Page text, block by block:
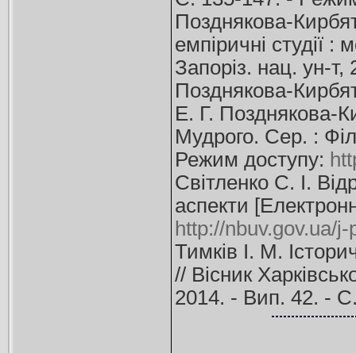
Позднякова-
емпіричні студії
Запоріз. нац. ун-т,
Позднякова-
Е. Г. Позднякова-
Мудрого. Сер. :
Режим доступу:
Світленко С. І.
аспекти
http://nbuv.gov.ua/
Тимків І. М.
// Вісник
2014. - Вип. 42. -